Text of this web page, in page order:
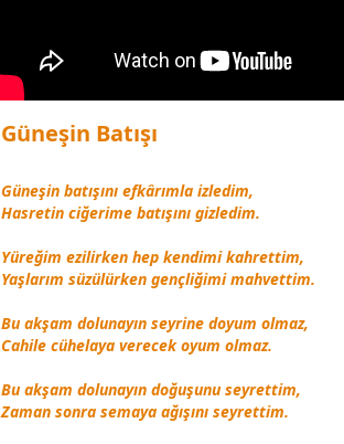
Güneşin Batışı
Güneşin batışını efkârımla izledim,
Hasretin ciğerime batışını gizledim.
Yüreğim ezilirken hep kendimi kahrettim,
Yaşlarım süzülürken gençliğimi mahvettim.
Bu akşam dolunayın seyrine doyum olmaz,
Cahile cühelaya verecek oyum olmaz.
Bu akşam dolunayın doğuşunu seyrettim,
Zaman sonra semaya ağışını seyrettim.